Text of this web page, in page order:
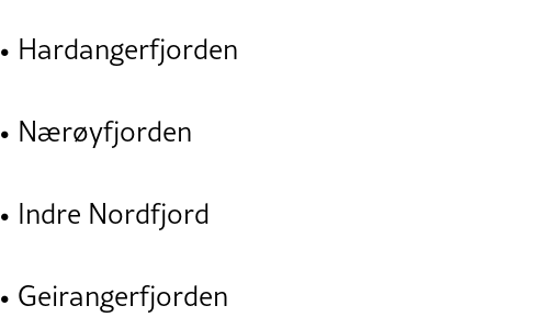
• Hardangerfjorden
• Nærøyfjorden
• Indre Nordfjord
• Geirangerfjorden